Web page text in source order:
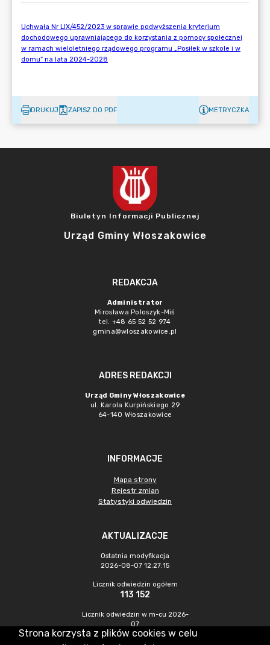
DRUKUJ ZAPISZ DO PDF METRYCZKA
Biuletyn Informacji Publicznej
Urząd Gminy Włoszakowice
REDAKCJA
Administrator
Mirosława Poloszyk-Miś
tel. +48 65 52 52 974
gmina@wloszakowice.pl
ADRES REDAKCJI
Urząd Gminy Włoszakowice
ul. Karola Kurpińskiego 29
64-140 Włoszakowice
INFORMACJE
Mapa strony
Rejestr zmian
Statystyki odwiedzin
AKTUALIZACJE
Ostatnia modyfikacja
2026-08-07 12:27:15
Licznik odwiedzin ogółem
113 152
Licznik odwiedzin w m-cu 2026-
07
482
Strona korzysta z plików cookies w celu